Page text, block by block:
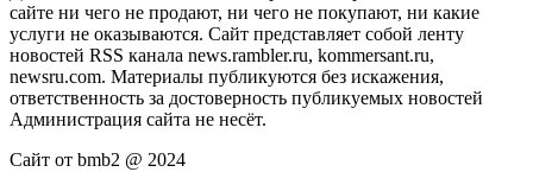
сайте ни чего не продают, ни чего не покупают, ни какие
услуги не оказываются. Сайт представляет собой ленту
новостей RSS канала news.rambler.ru, kommersant.ru,
newsru.com. Материалы публикуются без искажения,
ответственность за достоверность публикуемых новостей
Администрация сайта не несёт.
Сайт от bmb2 @ 2024